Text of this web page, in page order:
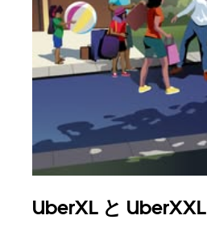
UberXL と UberXXL